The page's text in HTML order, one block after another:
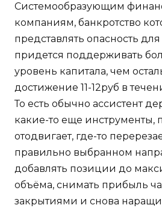
Системообразующим
компаниям, банкротство
представлять опасность
придется поддерживать
уровень капитала, чем
достижение 11-12руб в
То есть обычно ассистент
какие-то еще инструменты,
отодвигает, где-то
правильно выбранном
добавлять позиции до
объёма, снимать прибыль
закрытиями и снова